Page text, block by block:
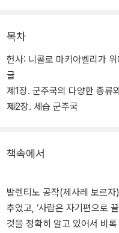
한때 금서였던 《군주론》은
익에 밝고, 제멋대로 행동한
지 여우처럼 속이고 사자처럼
된다.’ 오해하지 않으려면 다
의 목표가 공동체의 평화와 안
목차
헌사: 니콜로 마키아벨리가
글
제1장. 군주국의 다양한 종류
제2장. 세습 군주국
책속에서
발렌티노 공작(체사레 보르
추었고, ‘사람은 자기편으로
것을 정확히 알고 있어서 비